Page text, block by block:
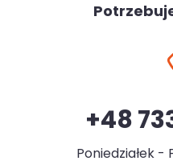
+48
Poniedziałek -